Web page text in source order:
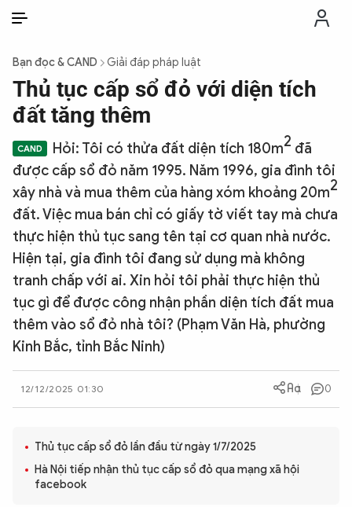
THỜI SỰ
CHỐNG DIỄN BIẾN HÒA BÌNH
CÔNG AN TRONG LÒNG DÂN
PHÁP LUẬT
CÔNG NGHỆ
QUỐC TẾ
BẠN ĐỌC & CAND
Bạn đọc & CAND Giải đáp pháp luật
Thủ tục cấp sổ đỏ với diện tích
đất tăng thêm
Hỏi: Tôi có thửa đất diện tích 180m2 đã
được cấp sổ đỏ năm 1995. Năm 1996, gia đình tôi
xây nhà và mua thêm của hàng xóm khoảng 20m2
đất. Việc mua bán chỉ có giấy tờ viết tay mà chưa
thực hiện thủ tục sang tên tại cơ quan nhà nước.
Hiện tại, gia đình tôi đang sử dụng mà không
tranh chấp với ai. Xin hỏi tôi phải thực hiện thủ
tục gì để được công nhận phần diện tích đất mua
thêm vào sổ đỏ nhà tôi? (Phạm Văn Hà, phường
Kinh Bắc, tỉnh Bắc Ninh)
12/12/2025 01:30 0
Thủ tục cấp sổ đỏ lần đầu từ ngày 1/7/2025
Hà Nội tiếp nhận thủ tục cấp sổ đỏ qua mạng xã hội
facebook